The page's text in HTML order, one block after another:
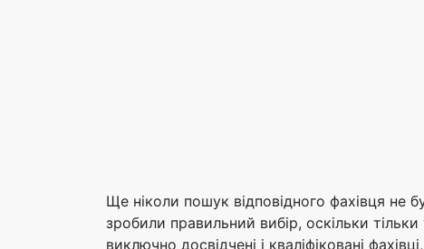
Ще ніколи пошук відповідного фахівця не
зробили правильний вибір, оскільки
виключно досвідчені і кваліфіковані